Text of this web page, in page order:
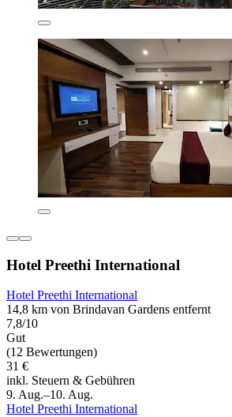
Hotel Preethi International
Hotel Preethi International
14,8 km von Brindavan Gardens entfernt
7,8/10
Gut
(12 Bewertungen)
31 €
inkl. Steuern & Gebühren
9. Aug.–10. Aug.
Hotel Preethi International